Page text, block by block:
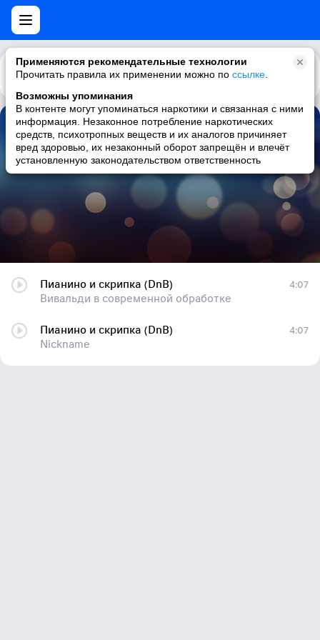
Применяются рекомендательные технологии
Прочитать правила их применении можно по ссылке
Возможны упоминания
В контенте могут упоминаться наркотики и связанная с ними
информация. Незаконное потребление наркотических
средств, психотропных веществ и их аналогов причиняет
вред здоровью, их незаконный оборот запрещён и влечёт
установленную законодательством ответственность
Каталог Рекомендации
Пианино и скрипка (DnB)
Вивальди в современной обработке
Пианино и скрипка (DnB)
Вивальди в современной обработке
4:07
Пианино и скрипка (DnB)
Nickname
4:07